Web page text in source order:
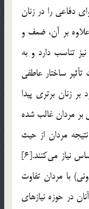
دفاعی را در زنان
بر آن، ضعف و
تناسب دارد و به
ساختار عاطفی
زنان برتری پیدا
مردان غالب شده
مردان از حیث
عاطفی و زنان از حیث عقلانی نسبت به یکدیگر احساس نیاز می‌کنند.[6]
با مردان تفاوت
در حوزه نیازهای